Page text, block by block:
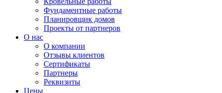
Фундаментные работы
Планировщик домов
Проекты от партнеров
О нас
О компании
Отзывы клиентов
Сертификаты
Партнеры
Реквизиты
Цены